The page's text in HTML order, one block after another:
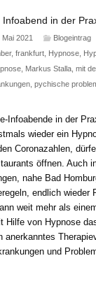
in der
Mai 2021
Blogeintrag
, frankfurt, Hypnose,
Markus Stalla mit
pychische
Infoabende in der
wieder ein
Coronazahlen,
öffnen. Auch
nahe Bad
endlich wieder
weit mehr als
Hilfe von Hypnose
anerkanntes
und